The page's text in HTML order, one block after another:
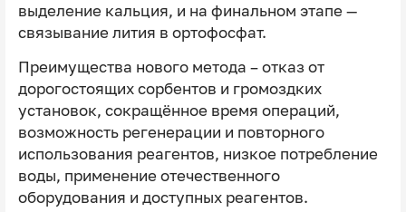
выделение кальция, и на финальном этапе —
связывание лития в ортофосфат.
Преимущества нового метода – отказ от
дорогостоящих сорбентов и громоздких
установок, сокращённое время операций,
возможность регенерации и повторного
использования реагентов, низкое потребление
воды, применение отечественного
оборудования и доступных реагентов.